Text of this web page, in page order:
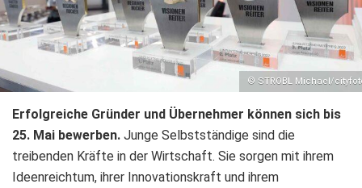
© STROBL Michael/
Erfolgreiche Gründer und Übernehmer können sich bis
25. Mai bewerben. Junge Selbstständige sind die
treibenden Kräfte in der Wirtschaft. Sie sorgen mit ihrem
Ideenreichtum, ihrer Innovationskraft und ihrem